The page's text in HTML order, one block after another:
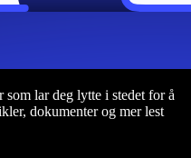
som lar deg lytte i stedet for å
dokumenter og mer lest